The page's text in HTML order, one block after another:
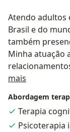
Atendo adultos
Brasil e do
também
Minha atuação
transtornos de
personalidade
saúde mental.
mais
Abordagem
Terapia
Psicoterapia